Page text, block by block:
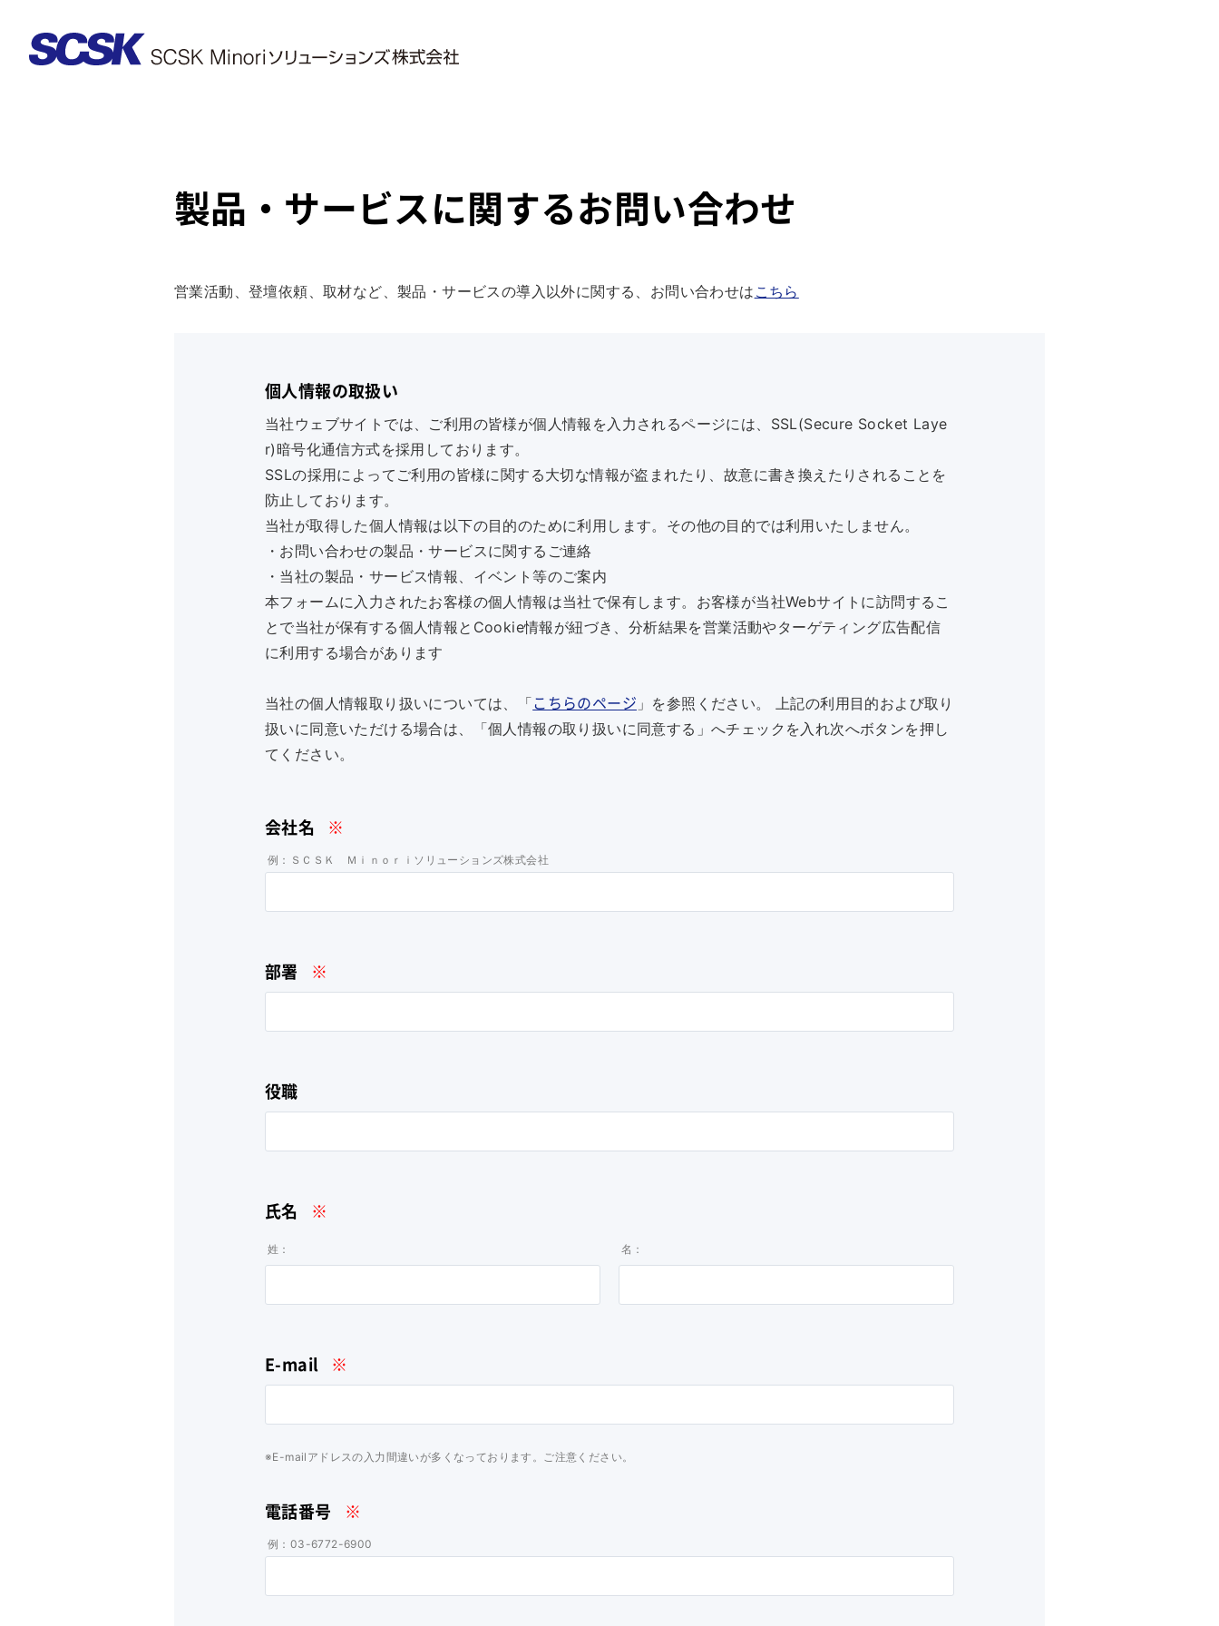
製品・サービスに関するお問い合わせ
営業活動、登壇依頼、取材など、製品・サービスの導入以外に関する、お問い合わせは こちら
個人情報の取扱い
当社ウェブサイトでは、ご利用の皆様が個人情報を入力されるページには、SSL(Secure Socket Laye
r)暗号化通信方式を採用しております。
SSLの採用によってご利用の皆様に関する大切な情報が盗まれたり、故意に書き換えたりされることを
防止しております。
当社が取得した個人情報は以下の目的のために利用します。その他の目的では利用いたしません。
・お問い合わせの製品・サービスに関するご連絡
・当社の製品・サービス情報、イベント等のご案内
本フォームに入力されたお客様の個人情報は当社で保有します。お客様が当社Webサイトに訪問するこ
とで当社が保有する個人情報とCookie情報が紐づき、分析結果を営業活動やターゲティング広告配信
に利用する場合があります
当社の個人情報取り扱いについては、「こちらのページ 」を参照ください。 上記の利用目的および取り
扱いに同意いただける場合は、「個人情報の取り扱いに同意する」へチェックを入れ次へボタンを押し
てください。
会社名 ※
例：ＳＣＳＫ Ｍｉｎｏｒｉソリューションズ株式会社
部署 ※
役職
氏名 ※
姓： 名：
E-mail ※
※E-mailアドレスの入力間違いが多くなっております。ご注意ください。
電話番号 ※
例：03-6772-6900